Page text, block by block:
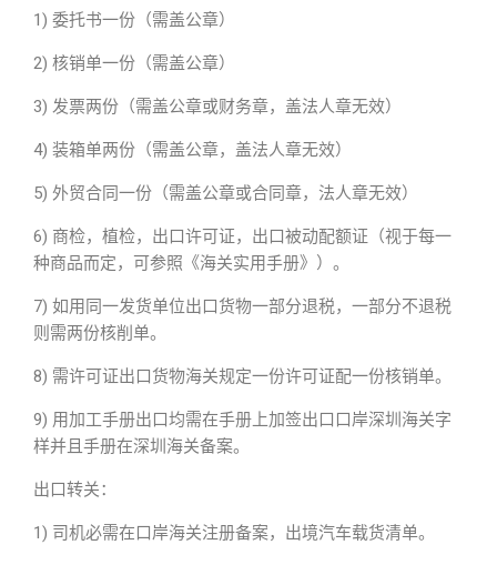
1) 委托书一份（需盖公章）
2) 核销单一份（需盖公章）
3) 发票两份（需盖公章或财务章，盖法人章无效）
4) 装箱单两份（需盖公章，盖法人章无效）
5) 外贸合同一份（需盖公章或合同章，法人章无效）
6) 商检，植检，出口许可证，出口被动配额证（视于每一
种商品而定，可参照《海关实用手册》）。
7) 如用同一发货单位出口货物一部分退税，一部分不退税
则需两份核削单。
8) 需许可证出口货物海关规定一份许可证配一份核销单。
9) 用加工手册出口均需在手册上加签出口口岸深圳海关字
样并且手册在深圳海关备案。
出口转关：
1) 司机必需在口岸海关注册备案，出境汽车载货清单。